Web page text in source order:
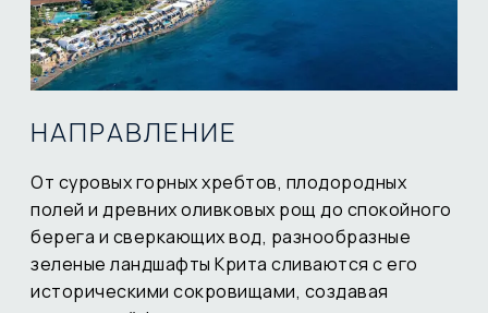
НАПРАВЛЕНИЕ
От суровых горных хребтов, плодородных
полей и древних оливковых рощ до спокойного
берега и сверкающих вод, разнообразные
зеленые ландшафты Крита сливаются с его
историческими сокровищами, создавая